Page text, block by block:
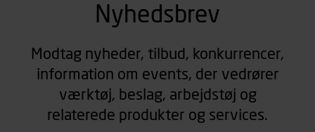
Nyhedsbrev
Modtag nyheder, tilbud, konkurrencer,
information om events, der vedrører
værktøj, beslag, arbejdstøj og
relaterede produkter og services.